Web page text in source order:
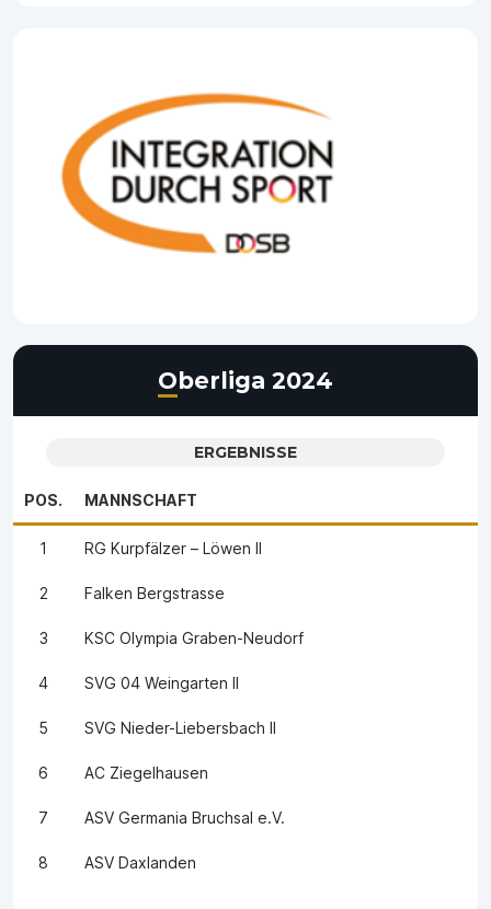
Oberliga 2024
ERGEBNISSE
POS. MANNSCHAFT
1 RG Kurpfälzer – Löwen II
2 Falken Bergstrasse
3 KSC Olympia Graben-Neudorf
4 SVG 04 Weingarten II
5 SVG Nieder-Liebersbach II
6 AC Ziegelhausen
7 ASV Germania Bruchsal e.V.
8 ASV Daxlanden